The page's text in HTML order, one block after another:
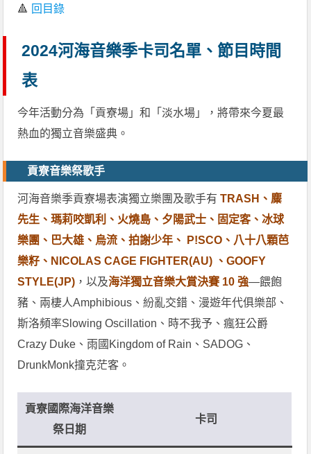
🔺 回目錄
2024河海音樂季卡司名單、節目時間
表
今年活動分為「貢寮場」和「淡水場」，將帶來今夏最
熱血的獨立音樂盛典。
貢寮音樂祭歌手
河海音樂季貢寮場表演獨立樂團及歌手有TRASH、麋
先生、瑪莉咬凱利、火燒島、夕陽武士、固定客、冰球
樂團、巴大雄、烏流、拍謝少年、 P!SCO、八十八顆芭
樂籽、NICOLAS CAGE FIGHTER(AU) 、GOOFY
STYLE(JP) ，以及海洋獨立音樂大賞決賽 10 強—餵飽
豬、兩棲人Amphibious、紛亂交錯、漫遊年代俱樂部、
斯洛頻率Slowing Oscillation、時不我予、瘋狂公爵
Crazy Duke、雨國Kingdom of Rain、SADOG、
DrunkMonk撞克茫客。
貢寮國際海洋音樂
祭日期
卡司